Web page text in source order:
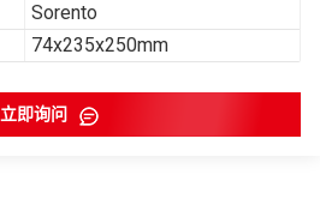
Sorento
74x235x250mm
立即询问